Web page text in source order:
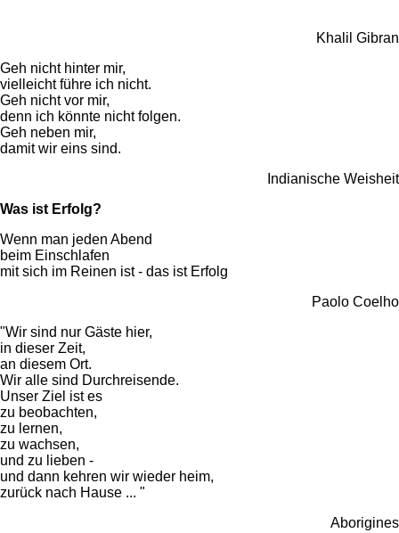
Khalil Gibran
Geh nicht hinter mir,
vielleicht führe ich nicht.
Geh nicht vor mir,
denn ich könnte nicht folgen.
Geh neben mir,
damit wir eins sind.
Indianische Weisheit
Was ist Erfolg?
Wenn man jeden Abend
beim Einschlafen
mit sich im Reinen ist - das ist Erfolg
Paolo Coelho
"Wir sind nur Gäste hier,
in dieser Zeit,
an diesem Ort.
Wir alle sind Durchreisende.
Unser Ziel ist es
zu beobachten,
zu lernen,
zu wachsen,
und zu lieben -
und dann kehren wir wieder heim,
zurück nach Hause ... "
Aborigines